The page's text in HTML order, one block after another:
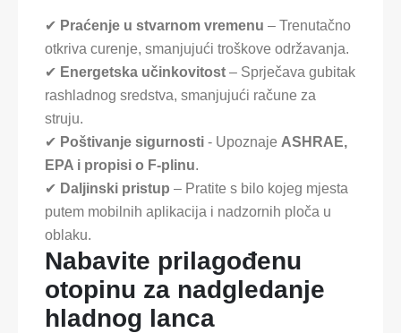
✔ Praćenje u stvarnom vremenu – Trenutačno
otkriva curenje, smanjujući troškove održavanja.
✔ Energetska učinkovitost – Sprječava gubitak
rashladnog sredstva, smanjujući račune za
struju.
✔ Poštivanje sigurnosti - Upoznaje ASHRAE,
EPA i propisi o F-plinu.
✔ Daljinski pristup – Pratite s bilo kojeg mjesta
putem mobilnih aplikacija i nadzornih ploča u
oblaku.
Nabavite prilagođenu
otopinu za nadgledanje
hladnog lanca